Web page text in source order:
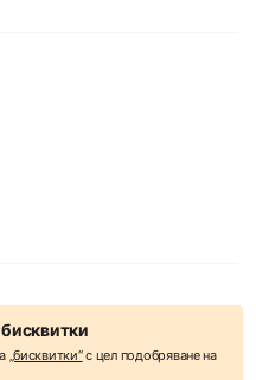
„бисквитки“с цел подобряване на